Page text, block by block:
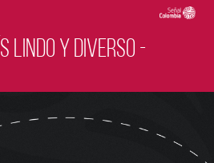
lindo y diverso -